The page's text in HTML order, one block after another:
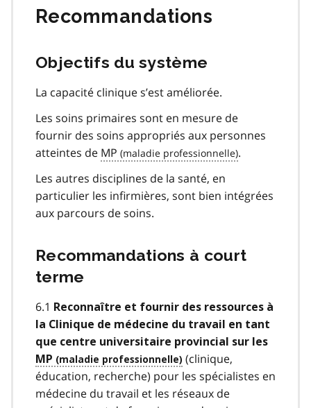
Recommandations
Objectifs du système
La capacité clinique s’est améliorée.
Les soins primaires sont en mesure de
fournir des soins appropriés aux personnes
atteintes de MP
.
Les autres disciplines de la santé, en
particulier les infirmières, sont bien intégrées
aux parcours de soins.
Recommandations à court
terme
6.1 Reconnaître et fournir des ressources à
la Clinique de médecine du travail en tant
que centre universitaire provincial sur les
MP
(clinique,
éducation, recherche) pour les spécialistes en
médecine du travail et les réseaux de